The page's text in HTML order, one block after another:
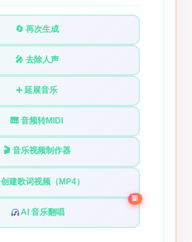
🔄 再次生成
🎤 去除人声
➕ 延展音乐
🎹 音频转MIDI
🎬 音乐视频制作器
创建歌词视频（MP4）
AI 音乐翻唱
新